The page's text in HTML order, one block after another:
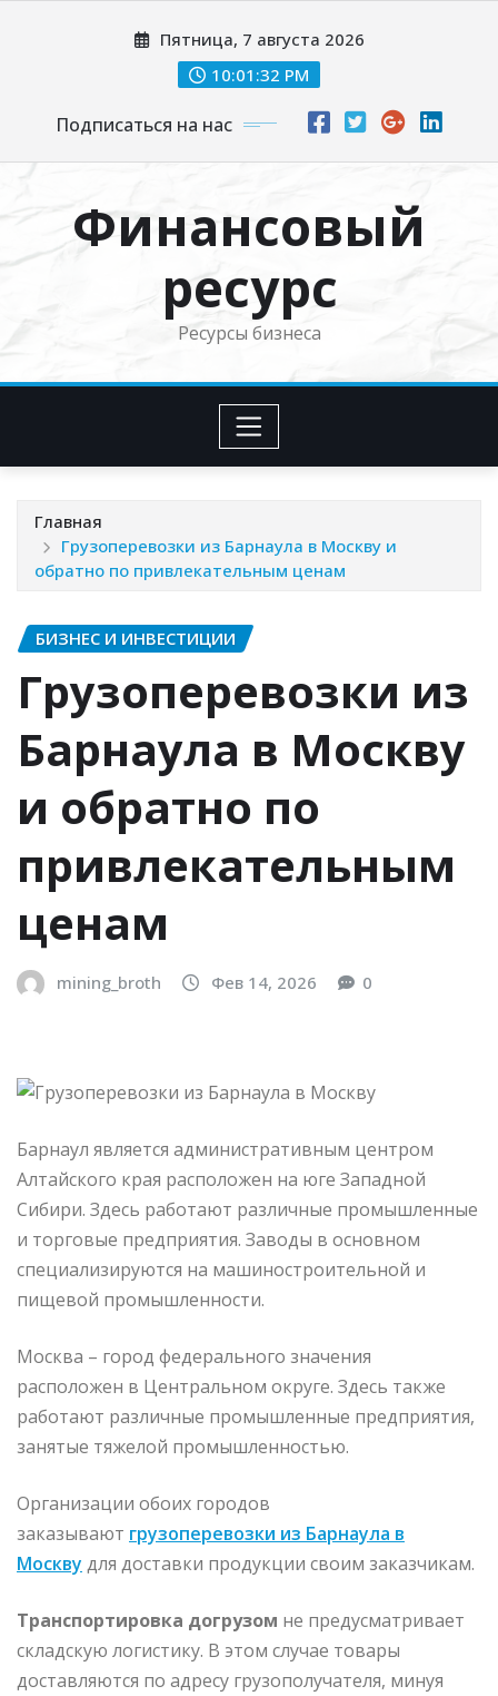
Пятница, 7 августа 2026
10:01:34 PM
Подписаться на нас
Финансовый
ресурс
Ресурсы бизнеса
Главная
Грузоперевозки из Барнаула в Москву и
обратно по привлекательным ценам
БИЗНЕС И ИНВЕСТИЦИИ
Грузоперевозки из
Барнаула в Москву
и обратно по
привлекательным
ценам
mining_broth Фев 14, 2026 0
Барнаул является административным центром
Алтайского края расположен на юге Западной
Сибири. Здесь работают различные промышленные
и торговые предприятия. Заводы в основном
специализируются на машиностроительной и
пищевой промышленности.
Москва – город федерального значения
расположен в Центральном округе. Здесь также
работают различные промышленные предприятия,
занятые тяжелой промышленностью.
Организации обоих городов
заказывают грузоперевозки из Барнаула в
Москву для доставки продукции своим заказчикам.
Транспортировка догрузом не предусматривает
складскую логистику. В этом случае товары
доставляются по адресу грузополучателя, минуя